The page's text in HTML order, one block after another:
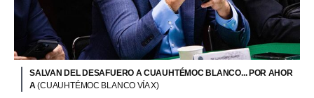
SALVAN DEL DESAFUERO A CUAUHTÉMOC BLANCO... POR AHOR
A(CUAUHTÉMOC BLANCO VÍA X)